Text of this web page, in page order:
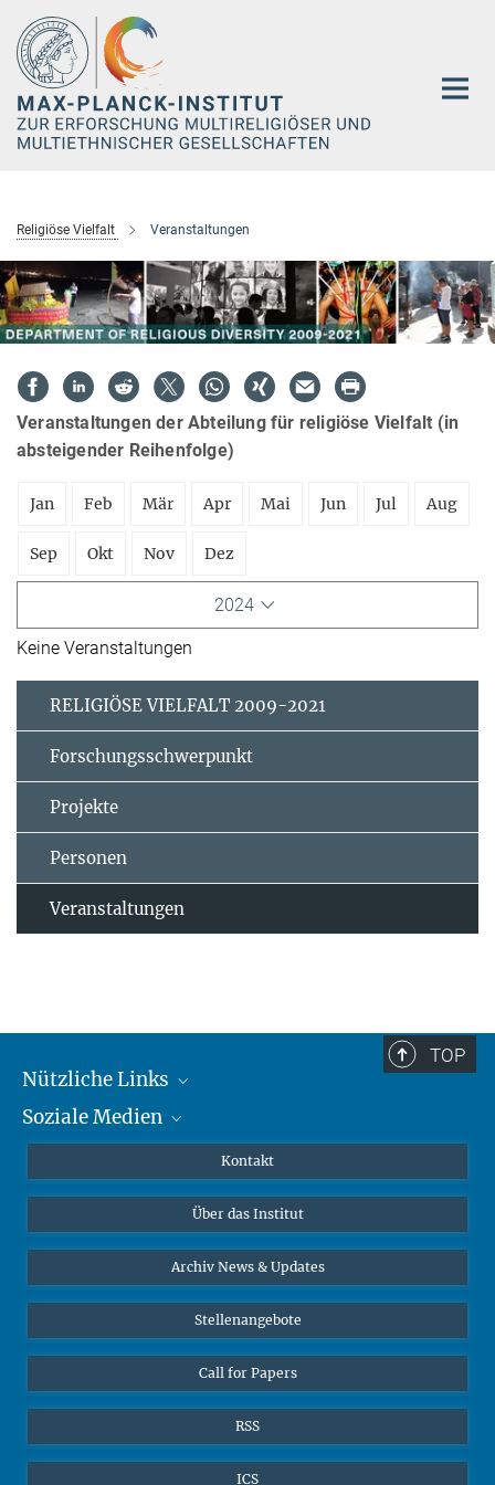
Hauptinhalt
Religiöse Vielfalt Veranstaltungen
Veranstaltungen der Abteilung für religiöse Vielfalt (in
absteigender Reihenfolge)
Jan Feb Mär Apr Mai Jun Jul Aug
Sep Okt Nov Dez
2024
Keine Veranstaltungen
RELIGIÖSE VIELFALT 2009-2021
Forschungsschwerpunkt
Projekte
Personen
Veranstaltungen
TOP
Nützliche Links
MMG Alumni Corner
Online-Vorträge
Interviews zum Thema "Diversity"
Soziale Medien
Bluesky
Kontakt
Über das Institut
Archiv News & Updates
Stellenangebote
Call for Papers
RSS
ICS